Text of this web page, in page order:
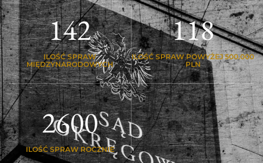
142
ILOŚĆ SPRAW
MIĘDZYNARODOWYCH
118
ILOŚĆ SPRAW POWYŻEJ 500.000
PLN
2600
ILOŚĆ SPRAW ROCZNIE